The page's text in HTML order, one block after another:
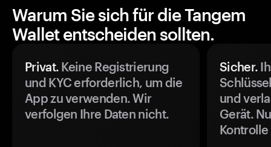
Warum Sie sich für die Tangem
Wallet entscheiden sollten.
Privat. Keine Registrierung
und KYC erforderlich, um die
App zu verwenden. Wir
verfolgen Ihre Daten nicht.
Sicher.
und
Gerät.